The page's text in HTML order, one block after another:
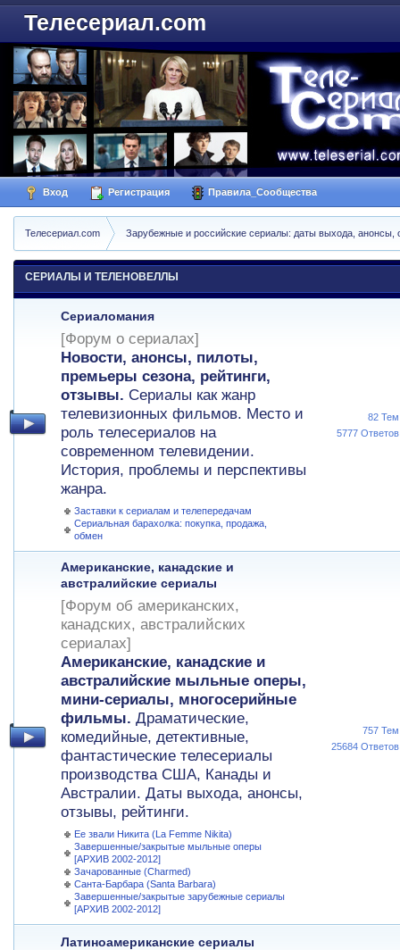
Телесериал.com
Вход Регистрация Правила_Сообщества
Телесериал.com Зарубежные и российские сериалы: даты выхода, анонсы,
СЕРИАЛЫ И ТЕЛЕНОВЕЛЛЫ
Сериаломания
[Форум о сериалах]
Новости, анонсы, пилоты,
премьеры сезона, рейтинги,
отзывы. Сериалы как жанр
телевизионных фильмов. Место и
роль телесериалов на
современном телевидении.
История, проблемы и перспективы
жанра.
Заставки к сериалам и телепередачам
Сериальная барахолка: покупка, продажа,
обмен
82 Тем
5777 Ответов
Американские, канадские и
австралийские сериалы
[Форум об американских,
канадских, австралийских
сериалах]
Американские, канадские и
австралийские мыльные оперы,
мини-сериалы, многосерийные
фильмы. Драматические,
комедийные, детективные,
фантастические телесериалы
производства США, Канады и
Австралии. Даты выхода, анонсы,
отзывы, рейтинги.
Ее звали Никита (La Femme Nikita)
Завершенные/закрытые мыльные оперы
[АРХИВ 2002-2012]
Зачарованные (Charmed)
Санта-Барбара (Santa Barbara)
Завершенные/закрытые зарубежные сериалы
[АРХИВ 2002-2012]
757 Тем
25684 Ответов
Латиноамериканские сериалы